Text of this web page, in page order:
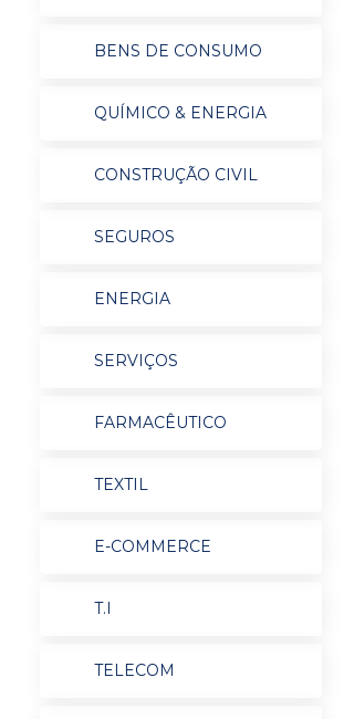
BENS DE CONSUMO
QUÍMICO & ENERGIA
CONSTRUÇÃO CIVIL
SEGUROS
ENERGIA
SERVIÇOS
FARMACÊUTICO
TEXTIL
E-COMMERCE
T.I
TELECOM